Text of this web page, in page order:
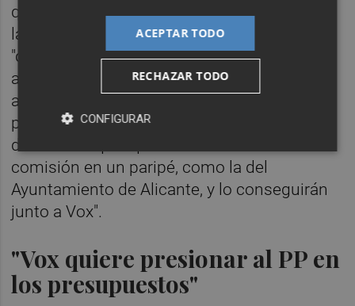
que comparezcan tanto Barcala como todas
las personas que hayan formado parte
"directa o indirectamente" y tanto a nivel
autonómico como municipal de estas
adjudicaciones. Ha cargado contra la
propuesta "raquítica" del PP, que a su juicio
demuestra que "quieren convertir esta
comisión en un paripé, como la del
Ayuntamiento de Alicante, y lo conseguirán
junto a Vox".
"Vox quiere presionar al PP en
los presupuestos"
ACEPTAR TODO
RECHAZAR TODO
CONFIGURAR